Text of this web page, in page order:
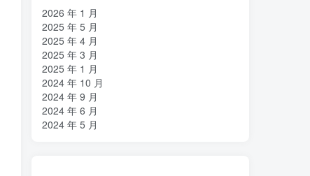
2026 年 1 月
2025 年 5 月
2025 年 4 月
2025 年 3 月
2025 年 1 月
2024 年 10 月
2024 年 9 月
2024 年 6 月
2024 年 5 月